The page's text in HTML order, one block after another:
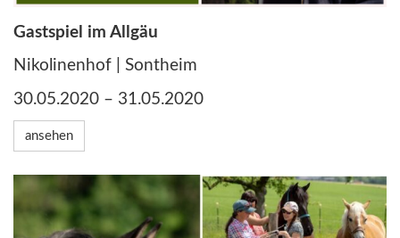
Gastspiel im Allgäu
Nikolinenhof | Sontheim
30.05.2020 – 31.05.2020
ansehen